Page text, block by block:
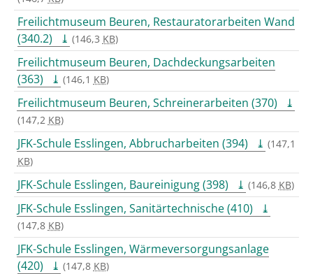
Freilichtmuseum Beuren, Restauratorarbeiten Wand
(340.2)
(146,3 KB)
Freilichtmuseum Beuren, Dachdeckungsarbeiten
(363)
(146,1 KB)
Freilichtmuseum Beuren, Schreinerarbeiten (370)
(147,2 KB)
JFK-Schule Esslingen, Abbrucharbeiten (394)
(147,1
KB)
JFK-Schule Esslingen, Baureinigung (398) (146,8 KB)
JFK-Schule Esslingen, Sanitärtechnische (410)
(147,8 KB)
JFK-Schule Esslingen, Wärmeversorgungsanlage
(420)
(147,8 KB)